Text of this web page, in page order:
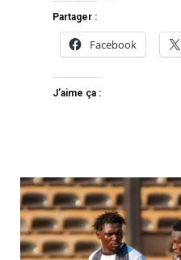
Partager :
Facebook
J’aime ça :